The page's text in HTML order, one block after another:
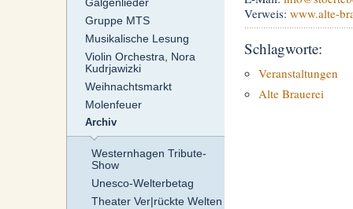
Galgenlieder
Gruppe MTS
Musikalische Lesung
Violin Orchestra, Nora
Kudrjawizki
Weihnachtsmarkt
Molenfeuer
Archiv
Westernhagen Tribute-
Show
Unesco-Welterbetag
Theater Ver|rückte Welten
Verweis: www.alte-
Schlagworte:
Veranstaltungen
Alte Brauerei